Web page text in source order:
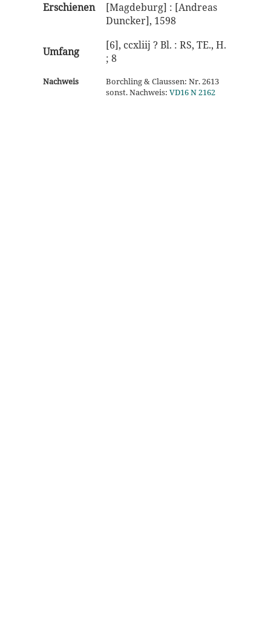
Erschienen
[Magdeburg] : [Andreas
Duncker], 1598
Umfang
[6], ccxliij ? Bl. : RS, TE., H.
; 8
Nachweis
Borchling & Claussen: Nr. 2613
sonst. Nachweis: VD16 N 2162